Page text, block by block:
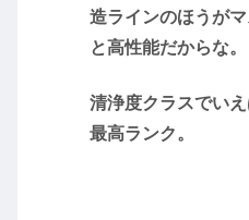
造ラインのほうが
と高性能だからな。
清浄度クラスでい
最高ランク。